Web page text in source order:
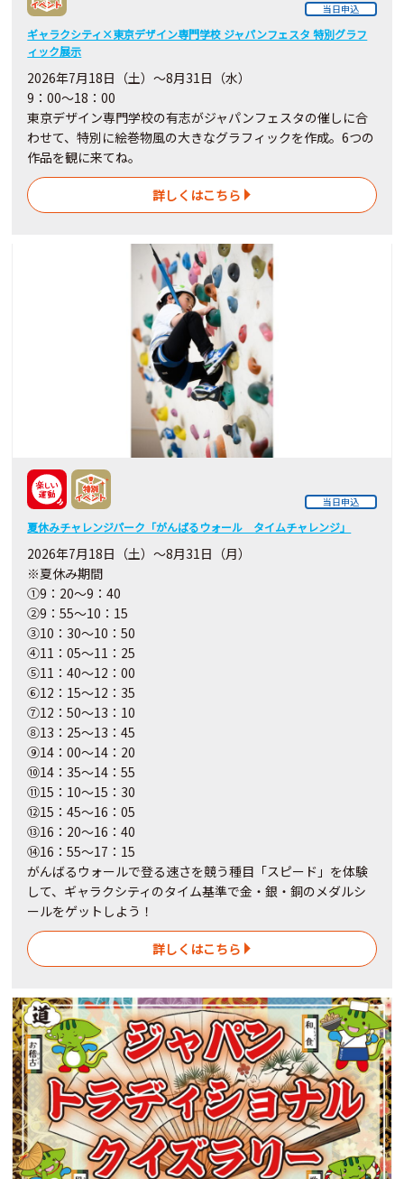
当日申込
ギャラクシティ×東京デザイン専門学校 ジャパンフェスタ 特別グラフ
ィック展示
2026年7月18日（土）～8月31日（水）
9：00～18：00
東京デザイン専門学校の有志がジャパンフェスタの催しに合
わせて、特別に絵巻物風の大きなグラフィックを作成。6つの
作品を観に来てね。
詳しくはこちら
当日申込
夏休みチャレンジパーク「がんばるウォール タイムチャレンジ」
2026年7月18日（土）～8月31日（月）
※夏休み期間
①9：20～9：40
②9：55～10：15
③10：30～10：50
④11：05～11：25
⑤11：40～12：00
⑥12：15～12：35
⑦12：50～13：10
⑧13：25～13：45
⑨14：00～14：20
⑩14：35～14：55
⑪15：10～15：30
⑫15：45～16：05
⑬16：20～16：40
⑭16：55～17：15
がんばるウォールで登る速さを競う種目「スピード」を体験
して、ギャラクシティのタイム基準で金・銀・銅のメダルシ
ールをゲットしよう！
詳しくはこちら